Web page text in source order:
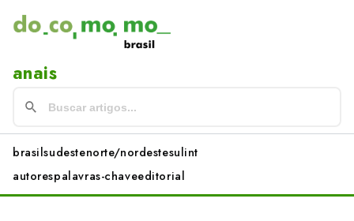
anais
brasilsudestenorte/nordestesulint
autorespalavras-chaveeditorial